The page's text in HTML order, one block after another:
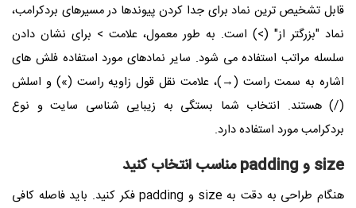
قابل تشخیص ترین نماد برای جدا کردن پیوندها در مسیرهای بردکرامب،
نماد "بزرگتر از" (>) است. به طور معمول، علامت > برای نشان دادن
سلسله مراتب استفاده می شود. سایر نمادهای مورد استفاده فلش های
اشاره به سمت راست (→)، علامت نقل قول زاویه راست (») و اسلش
(/) هستند. انتخاب شما بستگی به زیبایی شناسی سایت و نوع
بردکرامب مورد استفاده دارد.
size و padding مناسب انتخاب کنید
هنگام طراحی به دقت به size و padding فکر کنید. باید فاصله کافی